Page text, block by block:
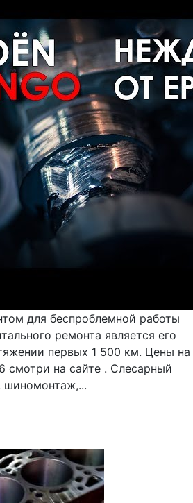
для беспроблемной работы
ремонта является его
первых 1 500 км. Цены на
смотри на сайте . Слесарный
шиномонтаж,...